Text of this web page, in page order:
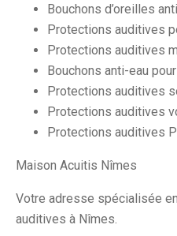
Bouchons d’oreilles
Protections auditives
Protections auditives
Bouchons anti-eau
Protections auditives
Protections auditives
Protections auditives
Maison Acuitis Nîmes
Votre adresse spécialisée
auditives à Nîmes.